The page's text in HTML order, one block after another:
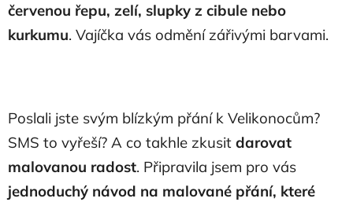
červenou řepu, zelí, slupky z cibule nebo
kurkumu. Vajíčka vás odmění zářivými barvami.
Poslali jste svým blízkým přání k Velikonocům?
SMS to vyřeší? A co takhle zkusit darovat
malovanou radost. Připravila jsem pro vás
jednoduchý návod na malované přání, které